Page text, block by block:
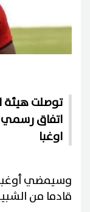
توصلت هيئة
اتفاق رسمي
اوغبا
وسيمضي
قادما من